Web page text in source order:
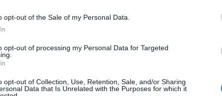
opt-out of the Sale of my Personal Data.
opt-out of processing my Personal Data for Targeted
opt-out of Collection, Use, Retention, Sale, and/or Sharing
Data that Is Unrelated with the Purposes for which it